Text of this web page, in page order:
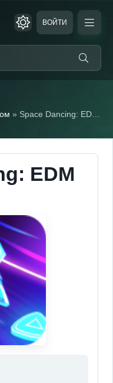
ВОЙТИ
» Space Dancing: EDM Beat Rush (Мод, Много денег)
EDM